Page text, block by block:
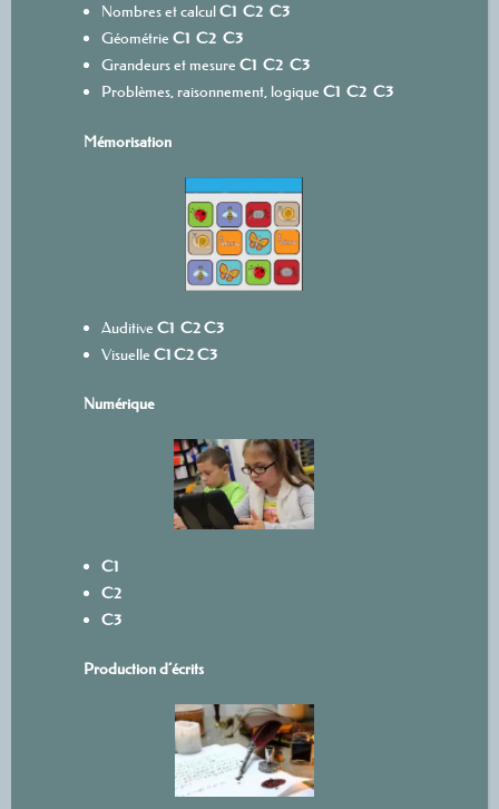
Nombres et calculC1 C2 C3
Géométrie C1 C2 C3
Grandeurs et mesure C1 C2 C3
Problèmes, raisonnement, logique C1 C2 C3
Mémorisation
Auditive C1 C2C3
Visuelle C1C2C3
Numérique
C1
C2
C3
Production d’écrits